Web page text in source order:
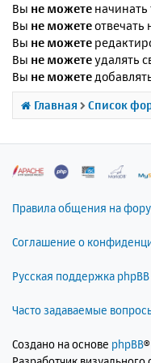
Вы не можете
Вы не можетеотвечать
Вы не можете
Вы не можетеудалять
Вы не можете
Главная Список
Правила общения на
Соглашение о
Русская поддержка phpBB
Часто задаваемые
Создано на основе phpBB